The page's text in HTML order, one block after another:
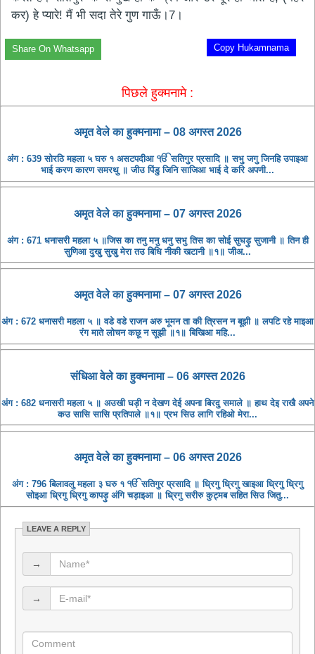
कर) हे प्यारे! मैं भी सदा तेरे गुण गाऊँ।7।
Copy Hukamnama
Share On Whatsapp
पिछले हुक्मनामे :
अमृत ​​वेले का हुक्मनामा – 08 अगस्त 2026
अंग : 639 सोरठि महला ५ घरु १ असटपदीआ ੴ सतिगुर प्रसादि ॥ सभु जगु जिनहि उपाइआ
भाई करण कारण समरथु ॥ जीउ पिंडु जिनि साजिआ भाई दे करि अपणी...
अमृत ​​वेले का हुक्मनामा – 07 अगस्त 2026
अंग : 671 धनासरी महला ५ ॥जिस का तनु मनु धनु सभु तिस का सोई सुघड़ु सुजानी ॥ तिन ही
सुणिआ दुखु सुखु मेरा तउ बिधि नीकी खटानी ॥१॥ जीअ...
अमृत ​​वेले का हुक्मनामा – 07 अगस्त 2026
अंग : 672 धनासरी महला ५ ॥ वडे वडे राजन अरु भूमन ता की त्रिसन न बूझी ॥ लपटि रहे माइआ
रंग माते लोचन कछू न सूझी ॥१॥ बिखिआ महि...
संधिआ ​​वेले का हुक्मनामा – 06 अगस्त 2026
अंग : 682 धनासरी महला ५ ॥ अउखी घड़ी न देखण देई अपना बिरदु समाले ॥ हाथ देइ राखै अपने
कउ सासि सासि प्रतिपाले ॥१॥ प्रभ सिउ लागि रहिओ मेरा...
अमृत ​​वेले का हुक्मनामा – 06 अगस्त 2026
अंग : 796 बिलावलु महला ३ घरु १ ੴ सतिगुर प्रसादि ॥ ध्रिगु ध्रिगु खाइआ ध्रिगु ध्रिगु
सोइआ ध्रिगु ध्रिगु कापड़ु अंगि चड़ाइआ ॥ ध्रिगु सरीरु कुट्मब सहित सिउ जितु...
LEAVE A REPLY
→
→